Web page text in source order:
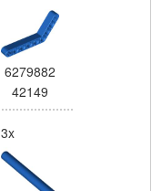
6279882
42149
3x